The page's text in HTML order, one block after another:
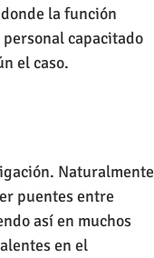
la función
capacitado
el caso.
Naturalmente
puentes entre
así en muchos
en el